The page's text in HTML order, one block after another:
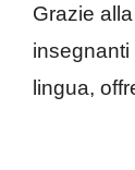
Grazie
insegnanti
lingua,